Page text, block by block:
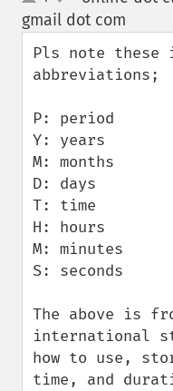
up
down
gmail dot com
Pls note these
abbreviations;
P: period
Y: years
M: months
D: days
T: time
H: hours
M: minutes
S: seconds
The above is
international
how to use,
time, and